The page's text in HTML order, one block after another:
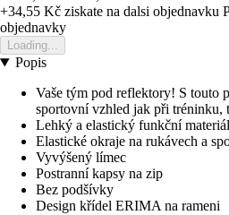
+34,55 Kč ziskate na dalsi objednavku
objednavky
Loading...
Popis
Vaše tým pod reflektory! S touto
sportovní vzhled jak při tréninku,
Lehký a elastický funkční materiál
Elastické okraje na rukávech a
Vyvýšený límec
Postranní kapsy na zip
Bez podšívky
Design křídel ERIMA na rameni